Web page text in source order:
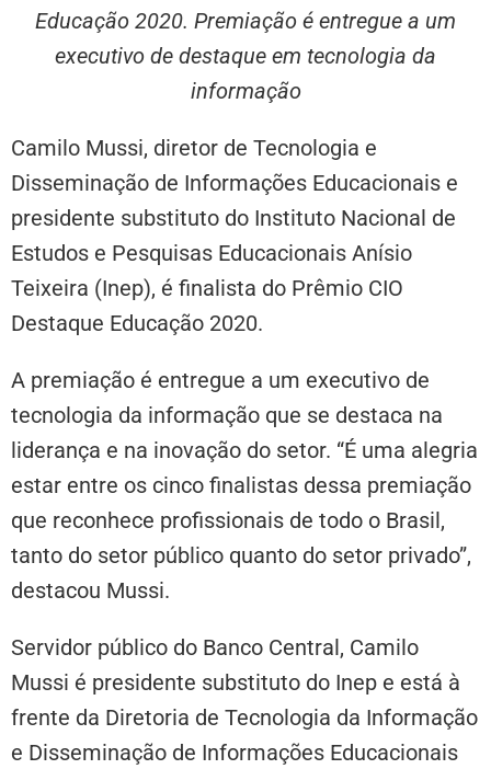
Educação 2020. Premiação é entregue a um
executivo de destaque em tecnologia da
informação
Camilo Mussi, diretor de Tecnologia e
Disseminação de Informações Educacionais e
presidente substituto do Instituto Nacional de
Estudos e Pesquisas Educacionais Anísio
Teixeira (Inep), é finalista do Prêmio CIO
Destaque Educação 2020.
A premiação é entregue a um executivo de
tecnologia da informação que se destaca na
liderança e na inovação do setor. “É uma alegria
estar entre os cinco finalistas dessa premiação
que reconhece profissionais de todo o Brasil,
tanto do setor público quanto do setor privado”,
destacou Mussi.
Servidor público do Banco Central, Camilo
Mussi é presidente substituto do Inep e está à
frente da Diretoria de Tecnologia da Informação
e Disseminação de Informações Educacionais